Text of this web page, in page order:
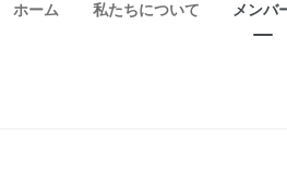
ホーム 私たちについて メンバ